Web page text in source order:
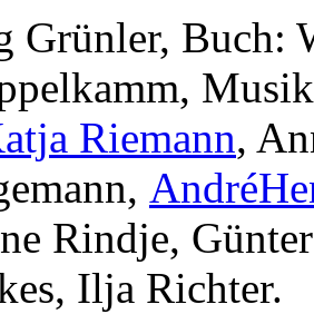
Grünler, Buch:
Riemann,
Rindje,
Ilja Richter.